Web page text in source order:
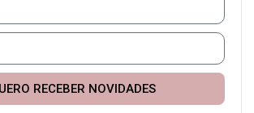
RECEBER NOVIDADES